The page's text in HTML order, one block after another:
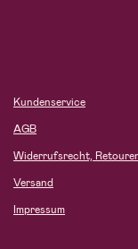
Kundenservice
AGB
Widerrufsrecht,
Versand
Impressum